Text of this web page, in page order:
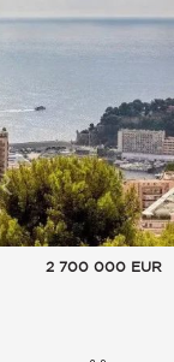
2 700 000 EUR